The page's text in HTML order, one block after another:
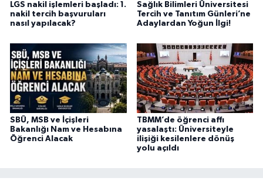
LGS nakil işlemleri başladı: 1.
nakil tercih başvuruları
nasıl yapılacak?
Sağlık Bilimleri Üniversitesi
Tercih ve Tanıtım Günleri’ne
Adaylardan Yoğun İlgi!
SBÜ, MSB ve İçişleri
Bakanlığı Nam ve Hesabına
Öğrenci Alacak
TBMM’de öğrenci affı
yasalaştı: Üniversiteyle
ilişiği kesilenlere dönüş
yolu açıldı